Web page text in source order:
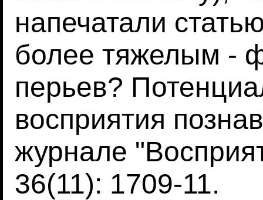
напечатали
более тяжелым -
перьев?
восприятия
журнале
36(11): 1709-11.